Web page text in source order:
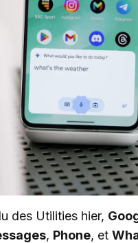
des Utilities hier,
, Phone, et